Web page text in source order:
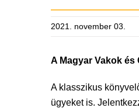
2021. november 03.
A Magyar Vakok
A klasszikus
ügyeket is.